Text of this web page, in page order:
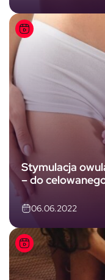
Stymulacja
– do
06.06.2022